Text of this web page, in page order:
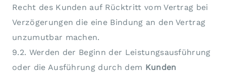
Recht des Kunden auf Rücktritt vom Vertrag bei
Verzögerungen die eine Bindung an den Vertrag
unzumutbar machen.
9.2. Werden der Beginn der Leistungsausführung
oder die Ausführung durch dem Kunden